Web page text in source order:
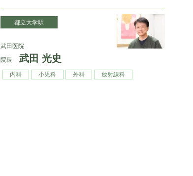
都立大学駅
武田医院
院長
武田 光史
内科 小児科 外科 放射線科